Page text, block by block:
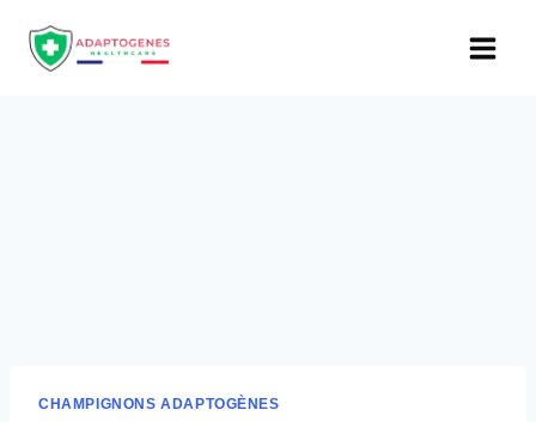
contenu
CHAMPIGNONS ADAPTOGÈNES